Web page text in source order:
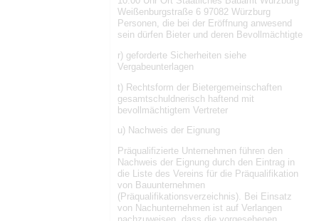
Weißenburgstraße 6 97082 Würzburg
Personen, die bei der Eröffnung anwesend
sein dürfen Bieter und deren Bevollmächtigte
r) geforderte Sicherheiten siehe
Vergabeunterlagen
t) Rechtsform der Bietergemeinschaften
gesamtschuldnerisch haftend mit
bevollmächtigtem Vertreter
u) Nachweis der Eignung
Präqualifizierte Unternehmen führen den
Nachweis der Eignung durch den Eintrag in
die Liste des Vereins für die Präqualifikation
von Bauunternehmen
(Präqualifikationsverzeichnis). Bei Einsatz
von Nachunternehmen ist auf Verlangen